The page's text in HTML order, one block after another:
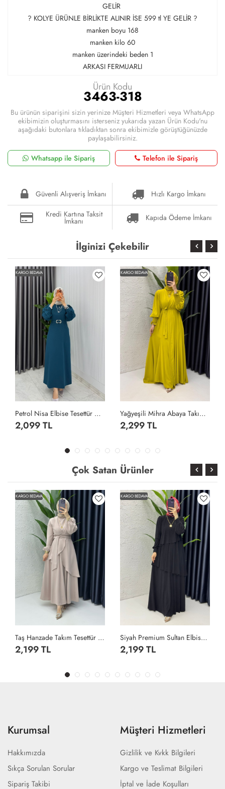
GELİR
? KOLYE ÜRÜNLE BİRLİKTE ALINIR İSE 599 tl YE GELİR ?
manken boyu 168
manken kilo 60
manken üzerindeki beden 1
ARKASI FERMUARLI
Ürün Kodu
3463-318
Bu ürünün siparişini sizin yerinize Müşteri Hizmetleri veya WhatsApp
ekibimizin oluşturmasını isterseniz yukarıda yazan Ürün Kodu'nu
aşağıdaki butonlara tıkladıktan sonra ekibimizle görüştüğünüzde
paylaşabilirsiniz.
Whatsapp ile Sipariş
Telefon ile Sipariş
Güvenli Alışveriş İmkanı
Hızlı Kargo İmkanı
Kredi Kartına Taksit
İmkanı Kapıda Ödeme İmkanı
İlginizi Çekebilir
KARGO BEDAVA
Petrol Nisa Elbise Tesettür Giyim Petrol Yeşili
2,099 TL
KARGO BEDAVA
Yağyeşili Mihra Abaya Takım Tesettür Giyim Yağ Yeşili
2,299 TL
Çok Satan Ürünler
KARGO BEDAVA
Taş Hanzade Takım Tesettür Giyim Taş Rengi
2,199 TL
KARGO BEDAVA
Siyah Premium Sultan Elbise Tesettür Giyim Siyah
2,199 TL
Kurumsal
Hakkımızda
Sıkça Sorulan Sorular
Sipariş Takibi
Müşteri Hizmetleri
Gizlilik ve Kvkk Bilgileri
Kargo ve Teslimat Bilgileri
İptal ve İade Koşulları